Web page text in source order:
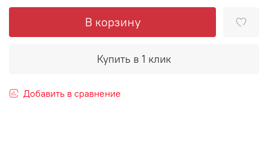
В корзину
Купить в 1 клик
Добавить в сравнение